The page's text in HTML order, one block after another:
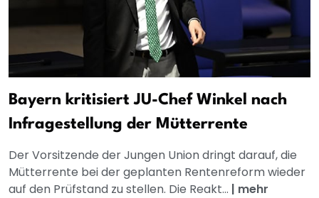
Bayern kritisiert JU-Chef Winkel nach
Infragestellung der Mütterrente
Der Vorsitzende der Jungen Union dringt darauf, die
Mütterrente bei der geplanten Rentenreform wieder
auf den Prüfstand zu stellen. Die Reakt... | mehr